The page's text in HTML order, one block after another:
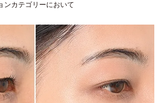
カテゴリーにおいて